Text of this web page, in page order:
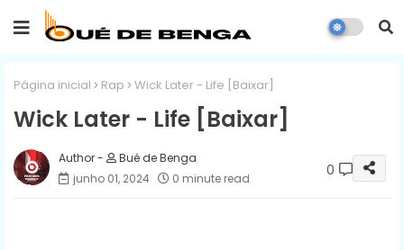
Página inicial Rap Wick Later - Life [Baixar]
Wick Later - Life [Baixar]
Bué de Benga
junho 01, 2024
0 minute read 0